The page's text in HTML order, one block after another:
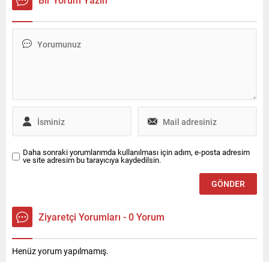
Odyssey” ile global marka iş
aşma arzusunu ortak
Daha sonraki yorumlarımda kullanılması için adım, e-posta adresim
ve site adresim bu tarayıcıya kaydedilsin.
Ziyaretçi Yorumları - 0 Yorum
Henüz yorum yapılmamış.